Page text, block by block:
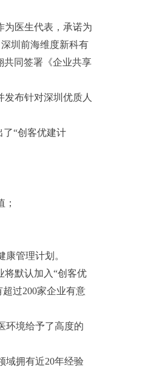
为医生代表，承诺为
圳前海维度新科有
共同签署《企业共享
布针对深圳优质人
了“创客优建计
管理计划。
将默认加入“创客优
过200家企业有意
环境给予了高度的
域拥有近20年经验